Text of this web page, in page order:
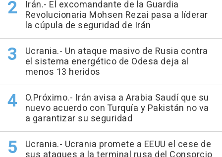
Irán.- El excomandante de la Guardia
Revolucionaria Mohsen Rezai pasa a líderar
la cúpula de seguridad de Irán
Ucrania.- Un ataque masivo de Rusia contra
el sistema energético de Odesa deja al
menos 13 heridos
O.Próximo.- Irán avisa a Arabia Saudí que su
nuevo acuerdo con Turquía y Pakistán no va
a garantizar su seguridad
Ucrania.- Ucrania promete a EEUU el cese de